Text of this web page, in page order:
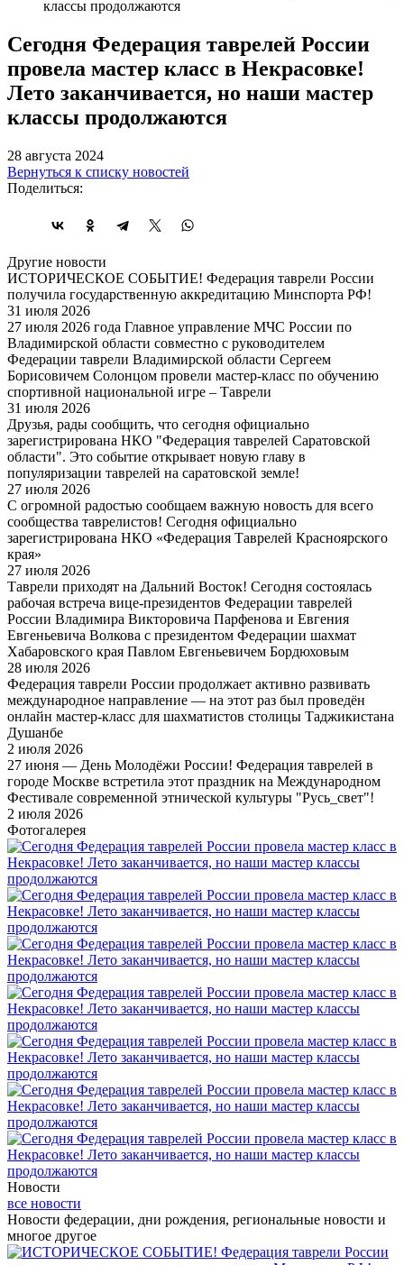
классы продолжаются
Сегодня Федерация таврелей России
провела мастер класс в Некрасовке!
Лето заканчивается, но наши мастер
классы продолжаются
28 августа 2024
Вернуться к списку новостей
Поделиться:
Другие новости
ИСТОРИЧЕСКОЕ СОБЫТИЕ! Федерация таврели России
получила государственную аккредитацию Минспорта РФ!
31 июля 2026
27 июля 2026 года Главное управление МЧС России по
Владимирской области совместно с руководителем
Федерации таврели Владимирской области Сергеем
Борисовичем Солонцом провели мастер-класс по обучению
спортивной национальной игре – Таврели
31 июля 2026
Друзья, рады сообщить, что сегодня официально
зарегистрирована НКО "Федерация таврелей Саратовской
области". Это событие открывает новую главу в
популяризации таврелей на саратовской земле!
27 июля 2026
С огромной радостью сообщаем важную новость для всего
сообщества таврелистов! Сегодня официально
зарегистрирована НКО «Федерация Таврелей Красноярского
края»
27 июля 2026
Таврели приходят на Дальний Восток! Сегодня состоялась
рабочая встреча вице-президентов Федерации таврелей
России Владимира Викторовича Парфенова и Евгения
Евгеньевича Волкова с президентом Федерации шахмат
Хабаровского края Павлом Евгеньевичем Бордюховым
28 июля 2026
Федерация таврели России продолжает активно развивать
международное направление — на этот раз был проведён
онлайн мастер-класс для шахматистов столицы Таджикистана
Душанбе
2 июля 2026
27 июня — День Молодёжи России! Федерация таврелей в
городе Москве встретила этот праздник на Международном
Фестивале современной этнической культуры "Русь_свет"!
2 июля 2026
Фотогалерея
Новости
все новости
Новости федерации, дни рождения, региональные новости и
многое другое